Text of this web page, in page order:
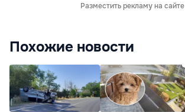
Разместить рекламу на сайте
Похожие новости